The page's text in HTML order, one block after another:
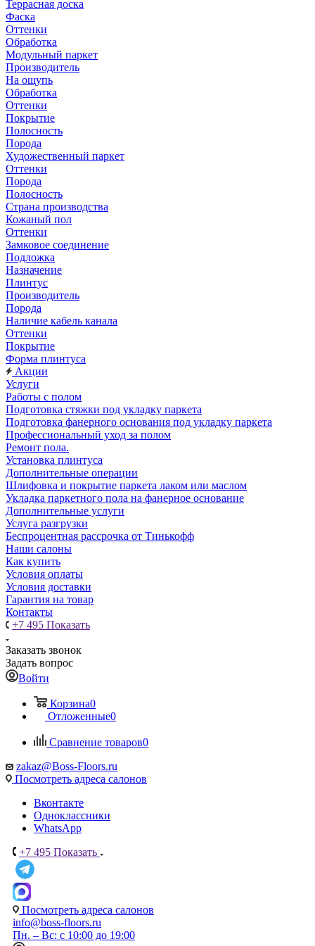
Террасная доска
Фаска
Оттенки
Обработка
Модульный паркет
Производитель
На ощупь
Обработка
Оттенки
Покрытие
Полосность
Порода
Художественный паркет
Оттенки
Порода
Полосность
Страна производства
Кожаный пол
Оттенки
Замковое соединение
Подложка
Назначение
Плинтус
Производитель
Порода
Наличие кабель канала
Оттенки
Покрытие
Форма плинтуса
Акции
Услуги
Работы с полом
Подготовка стяжки под укладку паркета
Подготовка фанерного основания под укладку паркета
Профессиональный уход за полом
Ремонт пола.
Установка плинтуса
Дополнительные операции
Шлифовка и покрытие паркета лаком или маслом
Укладка паркетного пола на фанерное основание
Дополнительные услуги
Услуга разгрузки
Беспроцентная рассрочка от Тинькофф
Наши салоны
Как купить
Условия оплаты
Условия доставки
Гарантия на товар
Контакты
+7 495 Показать
Заказать звонок
Задать вопрос
Войти
Корзина0
Отложенные0
Сравнение товаров0
zakaz@Boss-Floors.ru
Посмотреть адреса салонов
Вконтакте
Одноклассники
WhatsApp
+7 495 Показать
Посмотреть адреса салонов
info@boss-floors.ru
Пн. – Вс: с 10:00 до 19:00